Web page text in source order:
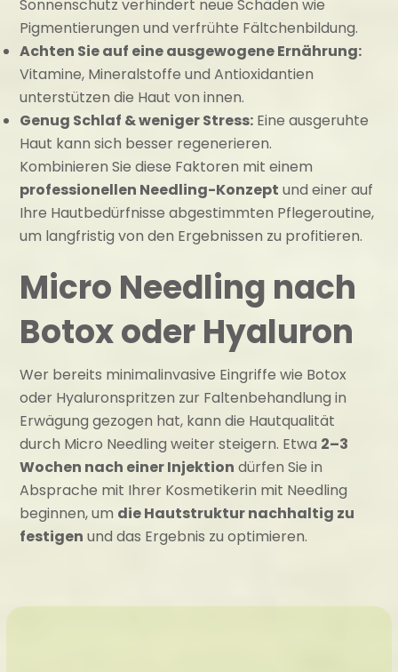
Sonnenschutz verhindert neue Schäden wie
Pigmentierungen und verfrühte Fältchenbildung.
Achten Sie auf eine ausgewogene Ernährung:
Vitamine, Mineralstoffe und Antioxidantien
unterstützen die Haut von innen.
Genug Schlaf & weniger Stress: Eine ausgeruhte
Haut kann sich besser regenerieren.
Kombinieren Sie diese Faktoren mit einem
professionellen Needling-Konzept und einer auf
Ihre Hautbedürfnisse abgestimmten Pflegeroutine,
um langfristig von den Ergebnissen zu profitieren.
Micro Needling nach
Botox oder Hyaluron
Wer bereits minimalinvasive Eingriffe wie Botox
oder Hyaluronspritzen zur Faltenbehandlung in
Erwägung gezogen hat, kann die Hautqualität
durch Micro Needling weiter steigern. Etwa 2–3
Wochen nach einer Injektion dürfen Sie in
Absprache mit Ihrer Kosmetikerin mit Needling
beginnen, um die Hautstruktur nachhaltig zu
festigen und das Ergebnis zu optimieren.